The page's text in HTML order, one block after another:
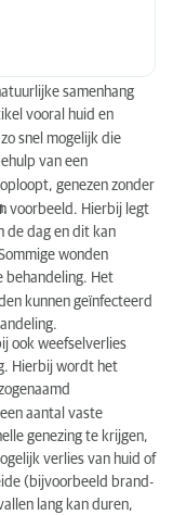
samenhang
vooral huid en
snel mogelijk die
van een
genezen zonder
voorbeeld. Hierbij legt
de dag en dit kan
wonden
behandeling. Het
kunnen geïnfecteerd
ook weefselverlies
Hierbij wordt het
aantal vaste
genezing te krijgen,
verlies van huid of
(bijvoorbeeld brand-
lang kan duren,